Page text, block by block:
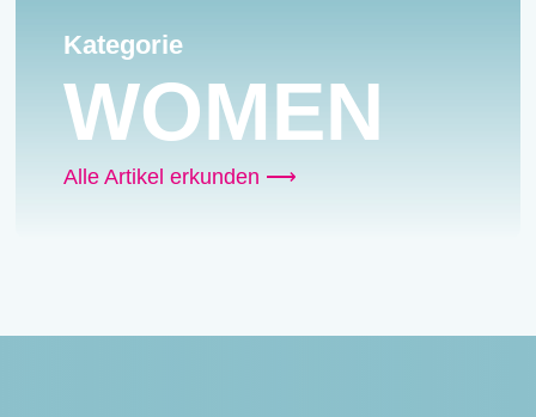
Kategorie
WOMEN
Alle Artikel erkunden ⟶